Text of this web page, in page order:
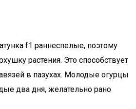
f1 раннеспелые, поэтому
растения. Это способствует
в пазухах. Молодые огурцы
два дня, желательно рано